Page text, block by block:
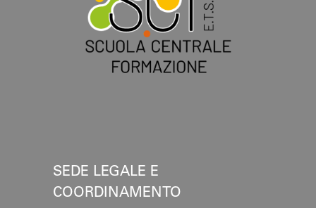
SEDE LEGALE E
COORDINAMENTO